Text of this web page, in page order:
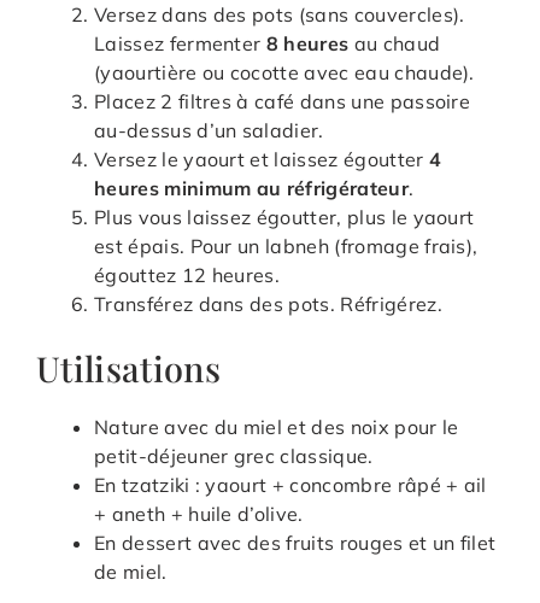
Versez dans des pots (sans couvercles).
Laissez fermenter 8 heures au chaud
(yaourtière ou cocotte avec eau chaude).
Placez 2 filtres à café dans une passoire
au-dessus d’un saladier.
Versez le yaourt et laissez égoutter 4
heures minimum au réfrigérateur.
Plus vous laissez égoutter, plus le yaourt
est épais. Pour un labneh (fromage frais),
égouttez 12 heures.
Transférez dans des pots. Réfrigérez.
Utilisations
Nature avec du miel et des noix pour le
petit-déjeuner grec classique.
En tzatziki : yaourt + concombre râpé + ail
+ aneth + huile d’olive.
En dessert avec des fruits rouges et un filet
de miel.